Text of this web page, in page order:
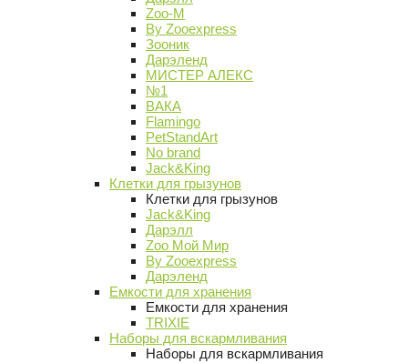
Zoo-M
By Zooexpress
Зооник
Дарэленд
МИСТЕР АЛЕКС
№1
ВАКА
Flamingo
PetStandArt
No brand
Jack&King
Клетки для грызунов
Клетки для грызунов
Jack&King
Дарэлл
Zoo Мой Мир
By Zooexpress
Дарэленд
Емкости для хранения
Емкости для хранения
TRIXIE
Наборы для вскармливания
Наборы для вскармливания